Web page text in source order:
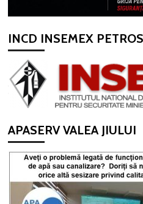
INCD INSEMEX
APASERV VALEA JIULUI